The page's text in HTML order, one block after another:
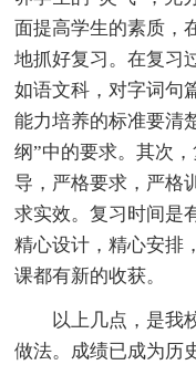
面提高学生的素质，
地抓好复习。在复习
如语文科，对字词句
能力培养的标准要清
纲”中的要求。其次
导，严格要求，严格
求实效。复习时间是
精心设计，精心安排
课都有新的收获。
以上几点，是我
做法。成绩已成为历